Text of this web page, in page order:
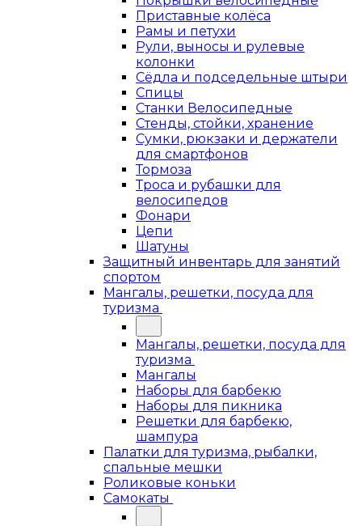
Приставные колёса
Рамы и петухи
Рули, выносы и рулевые
колонки
Сёдла и подседельные штыри
Спицы
Станки Велосипедные
Стенды, стойки, хранение
Сумки, рюкзаки и держатели
для смартфонов
Тормоза
Троса и рубашки для
велосипедов
Фонари
Цепи
Шатуны
Защитный инвентарь для занятий
спортом
Мангалы, решетки, посуда для
туризма
Мангалы, решетки, посуда для
туризма
Мангалы
Наборы для барбекю
Наборы для пикника
Решетки для барбекю,
шампура
Палатки для туризма, рыбалки,
спальные мешки
Роликовые коньки
Самокаты